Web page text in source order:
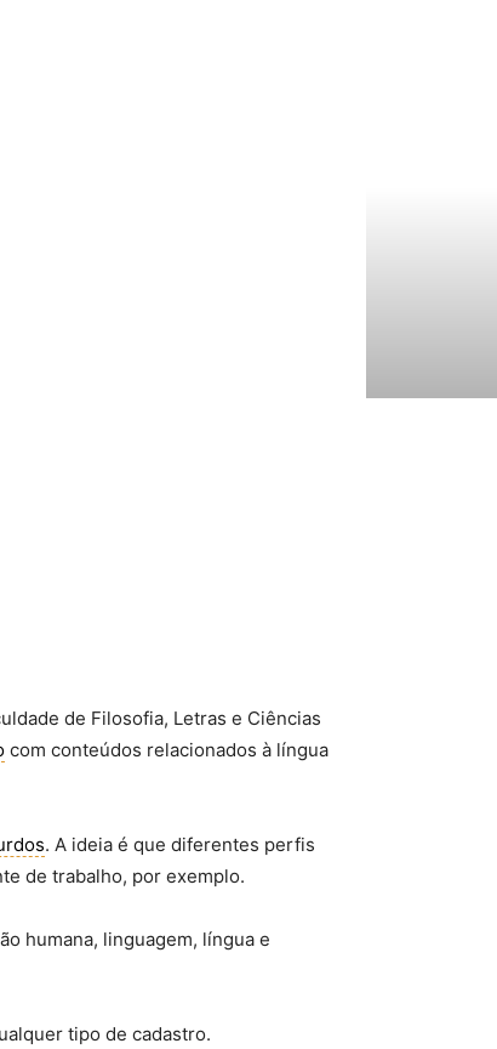
de Filosofia, Letras e Ciências
com conteúdos relacionados à língua
. A ideia é que diferentes perfis
de trabalho, por exemplo.
humana, linguagem, língua e
tipo de cadastro.